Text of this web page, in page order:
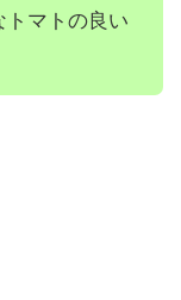
トマトの良い